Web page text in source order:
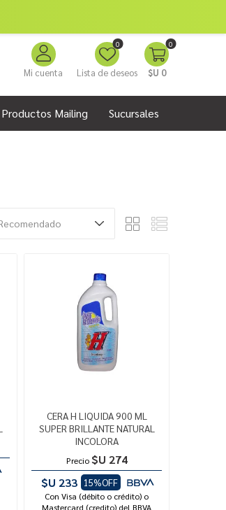
Mi cuenta Lista de deseos
0 0
$U 0
Productos Mailing Sucursales
CERA H LIQUIDA 900 ML
SUPER BRILLANTE NATURAL
INCOLORA
Precio $U 274
$U 233
15%OFF
Con Visa (débito o crédito) o
Mastercard (credito) del BBVA